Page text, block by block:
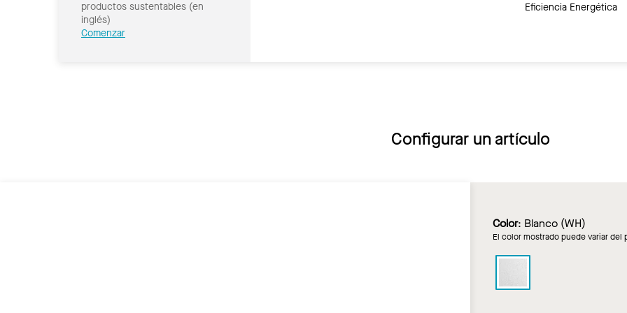
productos sustentables (en
inglés)
Comenzar
Eficiencia Energética
Configurar un artículo
Color: Blanco (WH)
El color mostrado puede variar del